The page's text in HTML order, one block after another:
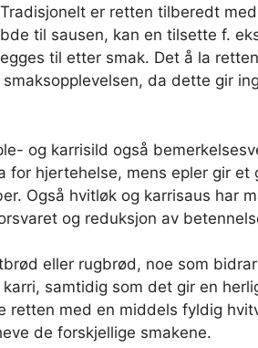
er retten tilberedt
til sausen, kan en tilsette f.
til etter smak. Det å la
da dette gir
og karrisild også
for hjertehelse, mens epler gir et
Også hvitløk og karrisaus har
og reduksjon av
eller rugbrød, noe som
samtidig som det gir en
retten med en middels fyldig
de forskjellige smakene.